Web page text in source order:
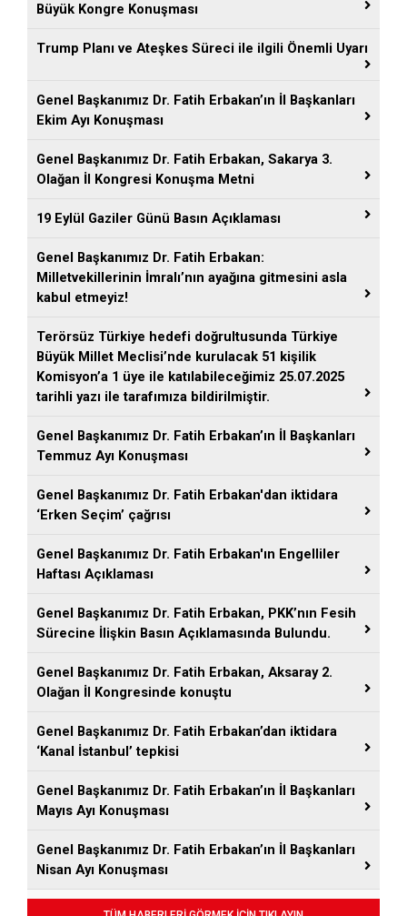
Büyük Kongre Konuşması
Trump Planı ve Ateşkes Süreci ile ilgili Önemli Uyarı
Genel Başkanımız Dr. Fatih Erbakan’ın İl Başkanları
Ekim Ayı Konuşması
Genel Başkanımız Dr. Fatih Erbakan, Sakarya 3.
Olağan İl Kongresi Konuşma Metni
19 Eylül Gaziler Günü Basın Açıklaması
Genel Başkanımız Dr. Fatih Erbakan:
Milletvekillerinin İmralı’nın ayağına gitmesini asla
kabul etmeyiz!
Terörsüz Türkiye hedefi doğrultusunda Türkiye
Büyük Millet Meclisi’nde kurulacak 51 kişilik
Komisyon’a 1 üye ile katılabileceğimiz 25.07.2025
tarihli yazı ile tarafımıza bildirilmiştir.
Genel Başkanımız Dr. Fatih Erbakan’ın İl Başkanları
Temmuz Ayı Konuşması
Genel Başkanımız Dr. Fatih Erbakan'dan iktidara
‘Erken Seçim’ çağrısı
Genel Başkanımız Dr. Fatih Erbakan'ın Engelliler
Haftası Açıklaması
Genel Başkanımız Dr. Fatih Erbakan, PKK’nın Fesih
Sürecine İlişkin Basın Açıklamasında Bulundu.
Genel Başkanımız Dr. Fatih Erbakan, Aksaray 2.
Olağan İl Kongresinde konuştu
Genel Başkanımız Dr. Fatih Erbakan’dan iktidara
‘Kanal İstanbul’ tepkisi
Genel Başkanımız Dr. Fatih Erbakan’ın İl Başkanları
Mayıs Ayı Konuşması
Genel Başkanımız Dr. Fatih Erbakan’ın İl Başkanları
Nisan Ayı Konuşması